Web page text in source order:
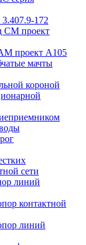
172
СМ проект
проект А105
мачты
короной
сети
линий
контактной
линий